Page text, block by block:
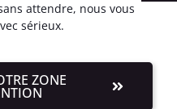
attendre, nous vous
sérieux.
ZONE